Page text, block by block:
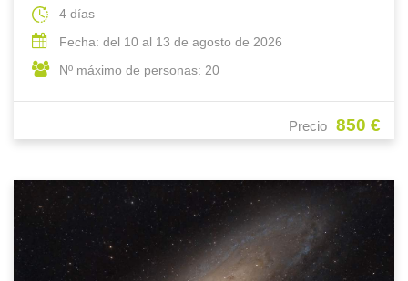
Precio 850 €
4 días
Fecha: del 10 al 13 de agosto de 2026
Nº máximo de personas: 20